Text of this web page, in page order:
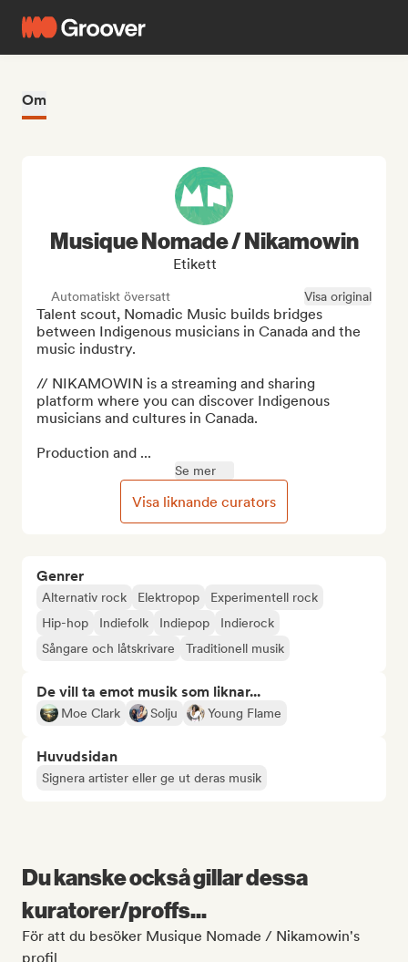
Om
Genrer
Alternativ rock Elektropop
Experimentell rock
Hip-hop
Indiefolk Indiepop
Indierock
Sångare och låtskrivare
Traditionell musik
De vill ta emot musik som liknar...
Moe Clark Solju Young Flame
Huvudsidan
Signera artister eller ge ut deras musik
Musique Nomade / Nikamowin
Etikett
Automatiskt översatt Visa original
Talent scout, Nomadic Music builds bridges
between Indigenous musicians in Canada and the
music industry.
// NIKAMOWIN is a streaming and sharing
platform where you can discover Indigenous
musicians and cultures in Canada.
Production and ...
Se mer
Visa liknande curators
Du kanske också gillar dessa
kuratorer/proffs...
För att du besöker Musique Nomade / Nikamowin's
profil